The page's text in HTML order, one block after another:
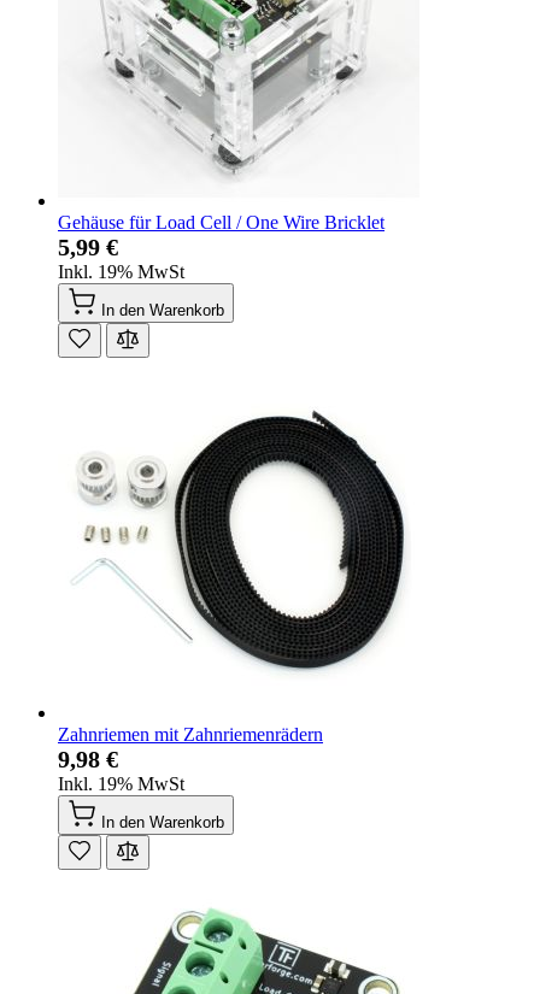
Gehäuse für Load Cell / One Wire Bricklet
5,99 €
Inkl. 19% MwSt
In den Warenkorb
Zahnriemen mit Zahnriemenrädern
9,98 €
Inkl. 19% MwSt
In den Warenkorb